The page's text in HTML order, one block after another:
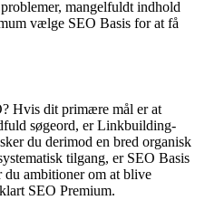
mangelfuldt indhold
vælge SEO Basis for at få
Hvis dit primære mål er at
søgeord, er Linkbuilding-
du derimod en bred organisk
tilgang, er SEO Basis
du ambitioner om at blive
SEO Premium.